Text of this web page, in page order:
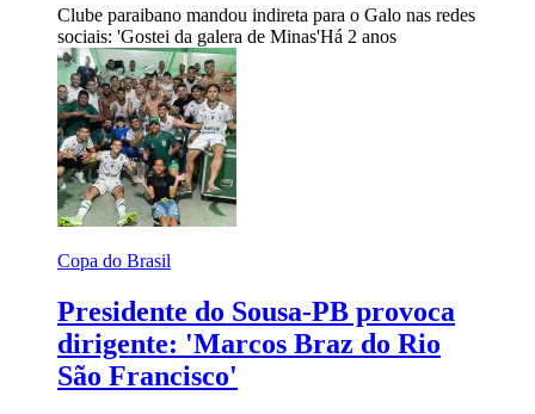
Clube paraibano mandou indireta para o Galo nas redes
sociais: 'Gostei da galera de Minas'Há 2 anos
Copa do Brasil
Presidente do Sousa-PB provoca
dirigente: 'Marcos Braz do Rio
São Francisco'